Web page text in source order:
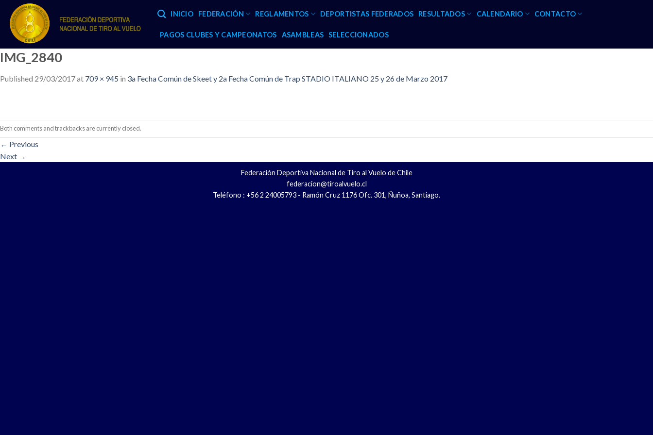
content
INICIO FEDERACIÓN REGLAMENTOS DEPORTISTAS FEDERADOS RESULTADOS CALENDARIO CONTACTO
PAGOS CLUBES Y CAMPEONATOS ASAMBLEAS SELECCIONADOS
IMG_2840
Published 29/03/2017at 709 × 945 in 3a Fecha Común de Skeet y 2a Fecha Común de Trap STADIO ITALIANO 25 y 26 de Marzo 2017
Both comments and trackbacks are currently closed.
← Previous
Next →
Federación Deportiva Nacional de Tiro al Vuelo de Chile
federacion@tiroalvuelo.cl
Teléfono : +56 2 24005793 - Ramón Cruz 1176 Ofc. 301, Ñuñoa, Santiago.